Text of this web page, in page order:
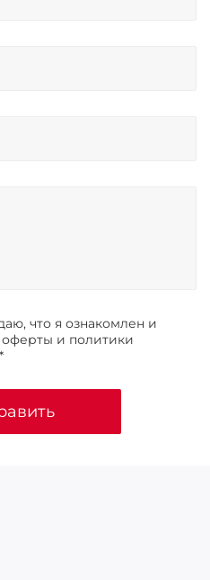
что я ознакомлен и
и политики